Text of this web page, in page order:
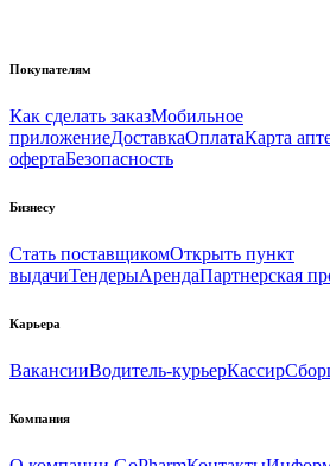
Покупателям
Как сделать заказМобильное
приложениеДоставкаОплатаКарта
офертаБезопасность
Бизнесу
Стать поставщикомОткрыть пункт
выдачиТендерыАрендаПартнерская
Карьера
ВакансииВодитель-курьерКассир
Компания